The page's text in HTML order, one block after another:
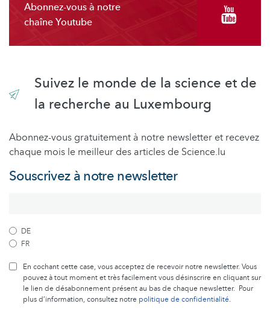
Abonnez-vous à notre
chaîne Youtube
Suivez le monde de la science et de
la recherche au Luxembourg
Abonnez-vous gratuitement à notre newsletter et recevez
chaque mois le meilleur des articles de Science.lu
Souscrivez à notre newsletter
DE
FR
En cochant cette case, vous acceptez de recevoir notre newsletter. Vous
pouvez à tout moment et très facilement vous désinscrire en cliquant sur
le lien de désabonnement présent au bas de chaque newsletter. Pour
plus d’information, consultez notre politique de confidentialité.